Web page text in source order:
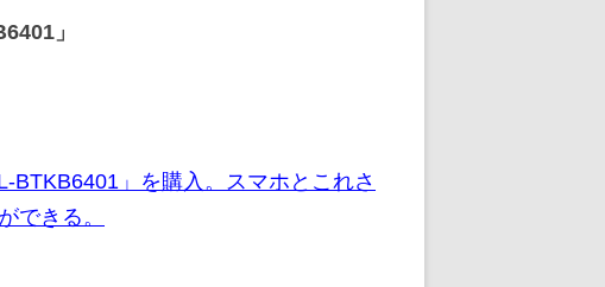
」
BTKB6401」を購入。スマホとこれさ
できる。